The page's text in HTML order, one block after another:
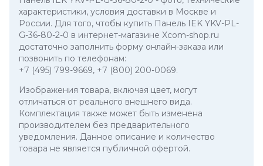
характеристики, условия доставки в Москве и
России. Для того, чтобы купить Панель IEK YKV-PL-
G-36-80-2-0 в интернет-магазине Xcom-shop.ru
достаточно заполнить форму онлайн-заказа или
позвонить по телефонам:
+7 (495) 799-9669, +7 (800) 200-0069.
Изображения товара, включая цвет, могут
отличаться от реального внешнего вида.
Комплектация также может быть изменена
производителем без предварительного
уведомления. Данное описание и количество
товара не является публичной офертой.